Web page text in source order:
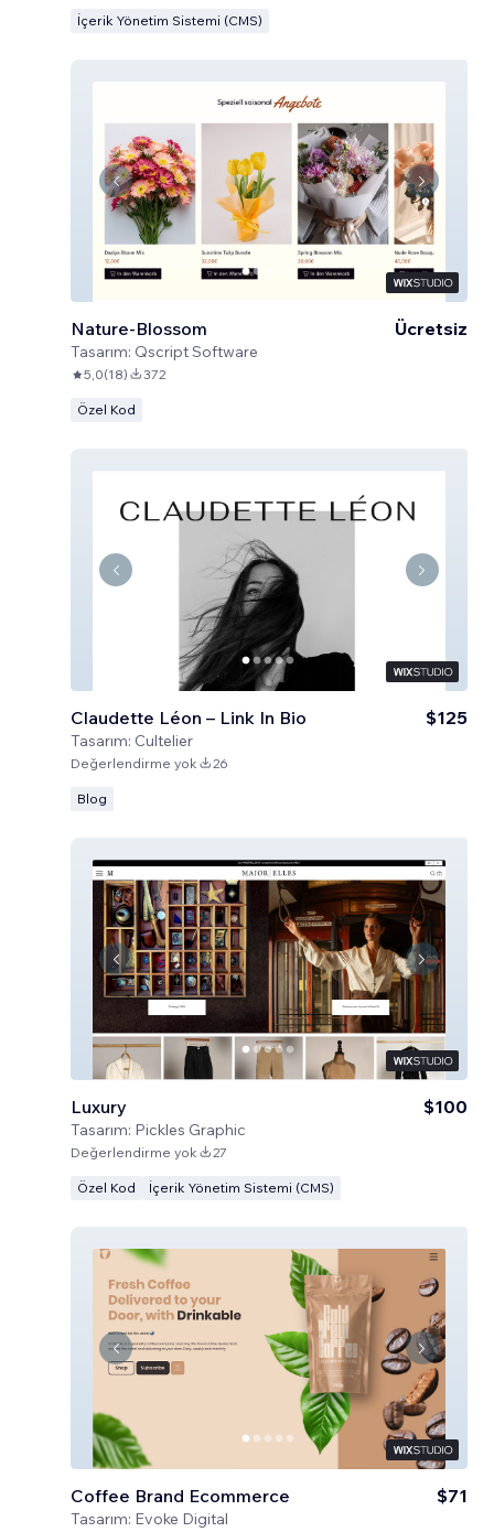
İçerik Yönetim Sistemi (CMS)
Nature-Blossom
Tasarım: Qscript Software
Ücretsiz
5,0(18) 372
Özel Kod
Claudette Léon – Link In Bio
Tasarım: Cultelier
$125
Değerlendirme yok 26
Blog
Luxury
Tasarım: Pickles Graphic
$100
Değerlendirme yok 27
Özel Kod İçerik Yönetim Sistemi (CMS)
Coffee Brand Ecommerce
Tasarım: Evoke Digital
$71